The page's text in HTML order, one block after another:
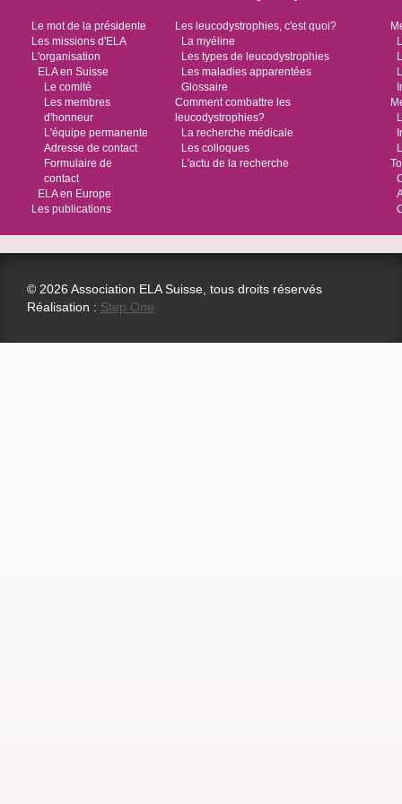
Le mot de la présidente
Les missions d'ELA
L'organisation
ELA en Suisse
Le comité
Les membres
d'honneur
L'équipe permanente
Adresse de contact
Formulaire de
contact
ELA en Europe
Les publications
Les leucodystrophies, c'est quoi?
La myéline
Les types de leucodystrophies
Les maladies apparentées
Glossaire
Comment combattre les
leucodystrophies?
La recherche médicale
Les colloques
L'actu de la recherche
© 2026 Association ELA Suisse, tous droits réservés
Réalisation : Step One